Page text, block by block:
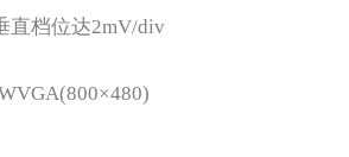
直档位达2mV/div